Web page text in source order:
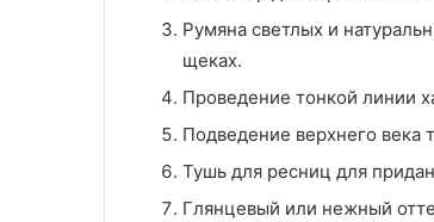
Румяна светлых и
щеках.
Проведение тонкой линии
Подведение верхнего века
Тушь для ресниц для
Глянцевый или нежный